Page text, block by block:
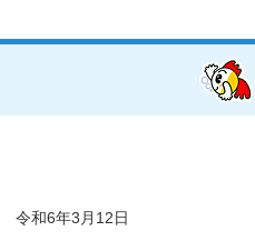
和6年3月12日